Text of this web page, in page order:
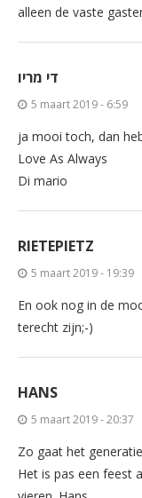
alleen de vaste
די מריו
5 maart 2019 - 6:59
ja mooi toch, dan
Love As Always
Di mario
RIETEPIETZ
5 maart 2019 - 19:39
En ook nog in de
terecht zijn;-)
HANS
5 maart 2019 - 20:37
Zo gaat het
Het is pas een feest